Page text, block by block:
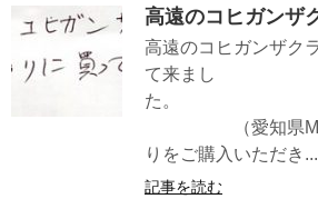
高遠のコヒガンザ
高遠のコヒガンザク
て来まし
た
（愛知県MS
りをご購入いただき...
記事を読む